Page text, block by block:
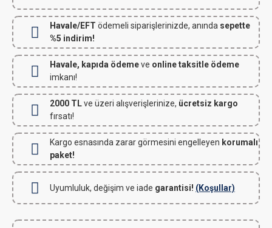
Havale/EFT ödemeli siparişlerinizde, anında sepette
%5 indirim!
Havale, kapıda ödemeve online taksitle ödeme
imkanı!
2000 TLve üzeri alışverişlerinize, ücretsiz kargo
fırsatı!
Kargo esnasında zarar görmesini engelleyen korumalı
paket!
Uyumluluk, değişim ve iade garantisi! (Koşullar)